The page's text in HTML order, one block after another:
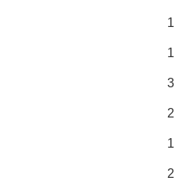
1
1
3
2
1
2